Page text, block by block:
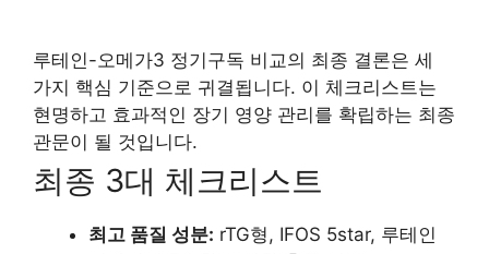
루테인-오메가3 정기구독 비교의 최종 결론은 세
가지 핵심 기준으로 귀결됩니다. 이 체크리스트는
현명하고 효과적인 장기 영양 관리를 확립하는 최종
관문이 될 것입니다.
최종 3대 체크리스트
최고 품질 성분: rTG형, IFOS 5star, 루테인